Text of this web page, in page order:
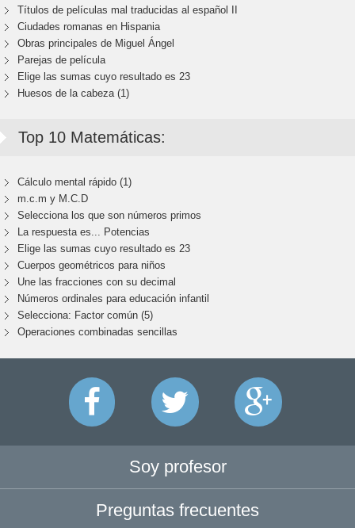
Títulos de películas mal traducidas al español II
Ciudades romanas en Hispania
Obras principales de Miguel Ángel
Parejas de película
Elige las sumas cuyo resultado es 23
Huesos de la cabeza (1)
Top 10 Matemáticas:
Cálculo mental rápido (1)
m.c.m y M.C.D
Selecciona los que son números primos
La respuesta es... Potencias
Elige las sumas cuyo resultado es 23
Cuerpos geométricos para niños
Une las fracciones con su decimal
Números ordinales para educación infantil
Selecciona: Factor común (5)
Operaciones combinadas sencillas
Soy profesor
Preguntas frecuentes